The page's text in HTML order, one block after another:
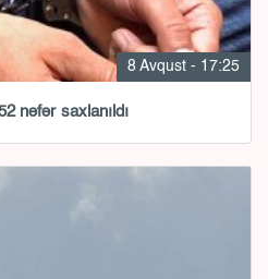
8 Avqust - 17:25
nəfər saxlanıldı